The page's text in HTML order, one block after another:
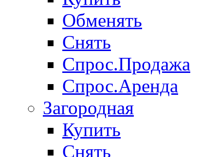
Обменять
Снять
Спрос.Продажа
Спрос.Аренда
Загородная
Купить
Снять